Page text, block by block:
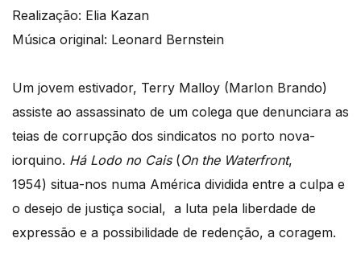
Realização: Elia Kazan
Música original: Leonard Bernstein
Um jovem estivador, Terry Malloy (Marlon Brando)
assiste ao assassinato de um colega que denunciara as
teias de corrupção dos sindicatos no porto nova-
iorquino. Há Lodo no Cais(On the Waterfront,
1954) situa-nos numa América dividida entre a culpa e
o desejo de justiça social, a luta pela liberdade de
expressão e a possibilidade de redenção, a coragem.